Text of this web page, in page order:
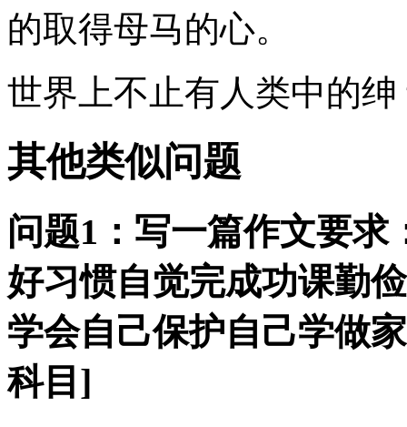
的取得母马的心。
世界上不止有人类中的
其他类似问题
问题1：写一篇作文要
好习惯自觉完成功课勤
学会自己保护自己学做
科目]